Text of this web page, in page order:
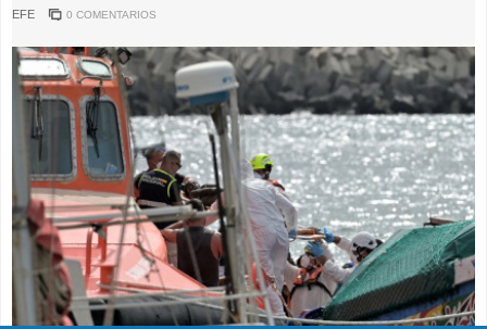
EFE 0 COMENTARIOS